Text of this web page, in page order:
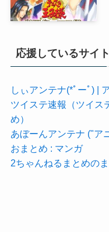
応援しているサイト
しぃアンテナ(*ﾟーﾟ) |
ツイステ速報（ツイス
め）
あぼーんアンテナ ("ア
おまとめ : マンガ
2ちゃんねるまとめの